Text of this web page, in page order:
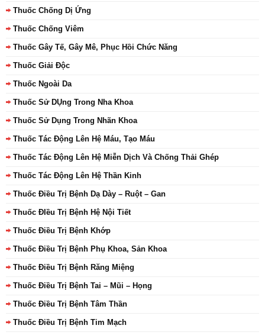
Thuốc Chống Dị Ứng
Thuốc Chống Viêm
Thuốc Gây Tế, Gây Mê, Phục Hồi Chức Năng
Thuốc Giải Độc
Thuốc Ngoài Da
Thuốc Sử DỤng Trong Nha Khoa
Thuốc Sử Dụng Trong Nhãn Khoa
Thuốc Tác Động Lên Hệ Máu, Tạo Máu
Thuốc Tác Động Lên Hệ Miễn Dịch Và Chống Thải Ghép
Thuốc Tác Động Lên Hệ Thần Kinh
Thuốc Điều Trị Bệnh Dạ Dày – Ruột – Gan
Thuốc ĐIều Trị Bệnh Hệ Nội Tiết
Thuốc Điều Trị Bệnh Khớp
Thuốc Điều Trị Bệnh Phụ Khoa, Sản Khoa
Thuốc Điều Trị Bệnh Răng Miệng
Thuốc Điều Trị Bệnh Tai – Mũi – Họng
Thuốc Điều Trị Bệnh Tâm Thần
Thuốc Điều Trị Bệnh Tim Mạch